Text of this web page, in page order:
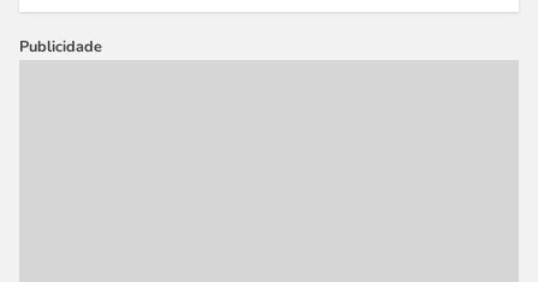
Publicidade